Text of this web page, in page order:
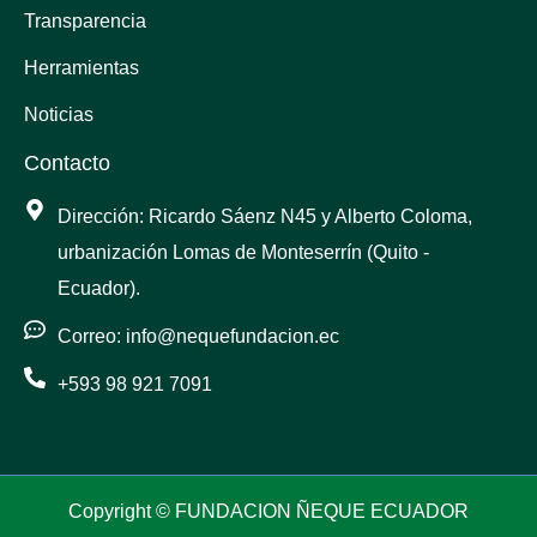
k
a
Transparencia
Herramientas
Noticias
Contacto
Dirección: Ricardo Sáenz N45 y Alberto Coloma,
urbanización Lomas de Monteserrín (Quito -
Ecuador).
Correo: info@nequefundacion.ec
+593 98 921 7091
Copyright © FUNDACION ÑEQUE ECUADOR